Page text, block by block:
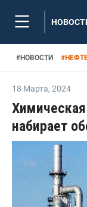
#НОВОСТИ #
18 Марта, 2024
набирает